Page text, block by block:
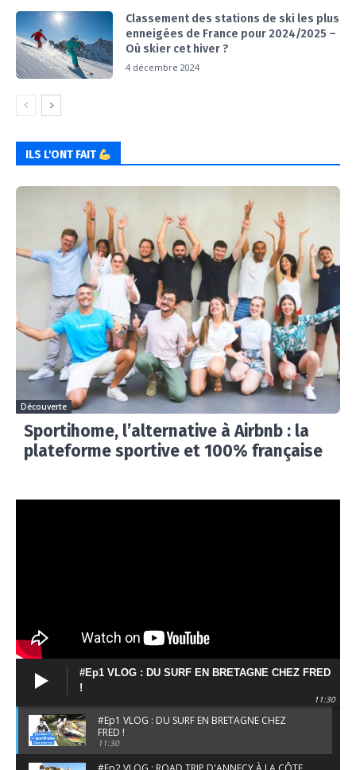
Classement des stations de ski les plus
enneigées de France pour 2024/2025 –
Où skier cet hiver ?
4 décembre 2024
ILS L'ONT FAIT
Découverte
Sportihome, l’alternative à Airbnb : la
plateforme sportive et 100% française
#Ep1 VLOG : DU SURF EN BRETAGNE CHEZ FRED
!
11:30
#Ep1 VLOG : DU SURF EN BRETAGNE CHEZ
FRED !
11:30